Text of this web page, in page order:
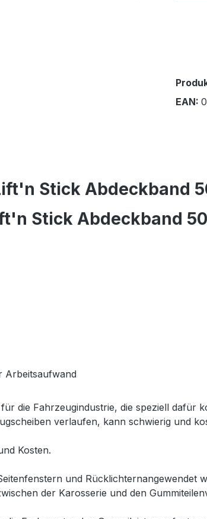
EAN:
Stick Abdeckband
Stick Abdeckband
Arbeitsaufwand
die Fahrzeugindustrie, die speziell dafür
verlaufen, kann schwierig und
Kosten.
und Rücklichternangewendet
der Karosserie und den